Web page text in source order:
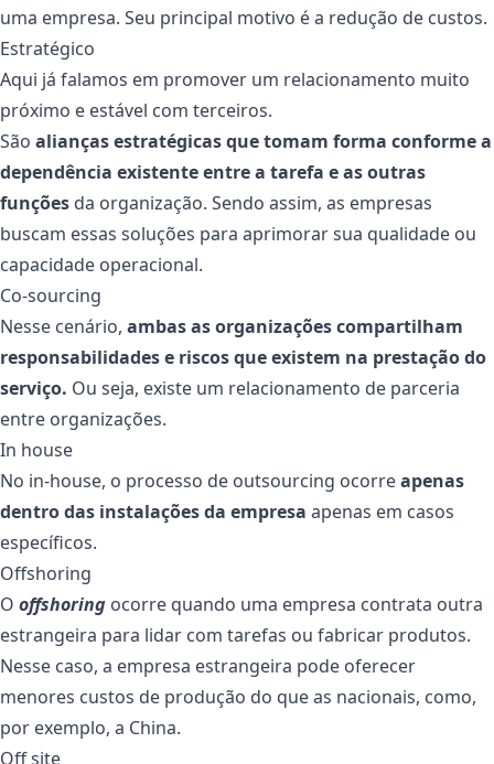
uma empresa. Seu principal motivo é a redução de custos.
Estratégico
Aqui já falamos em promover um relacionamento muito
próximo e estável com terceiros.
São alianças estratégicas que tomam forma conforme a
dependência existente entre a tarefa e as outras
funções da organização. Sendo assim, as empresas
buscam essas soluções para aprimorar sua qualidade ou
capacidade operacional.
Co-sourcing
Nesse cenário, ambas as organizações compartilham
responsabilidades e riscos que existem na prestação do
serviço. Ou seja, existe um relacionamento de parceria
entre organizações.
In house
No in-house, o processo de outsourcing ocorreapenas
dentro das instalações da empresa apenas em casos
específicos.
Offshoring
O offshoring ocorre quando uma empresa contrata outra
estrangeira para lidar com tarefas ou fabricar produtos.
Nesse caso, a empresa estrangeira pode oferecer
menores custos de produção do que as nacionais, como,
por exemplo, a China.
Off site